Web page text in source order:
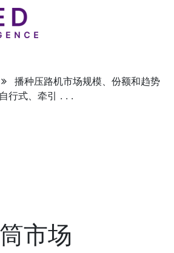
播种压路机市场规模、份额和趋势
行式、牵引 . . .
市场